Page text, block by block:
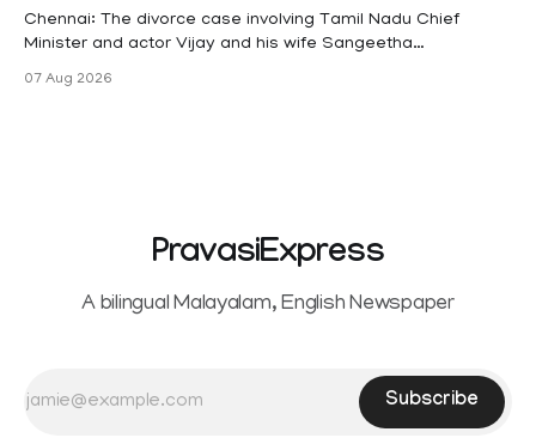
maternity
Chennai: The divorce case involving Tamil Nadu Chief
Minister and actor Vijay and his wife Sangeetha
Sowrnalingam has taken a new turn after Sangeetha
07 Aug 2026
PravasiExpress
A bilingual Malayalam, English Newspaper
Subscribe